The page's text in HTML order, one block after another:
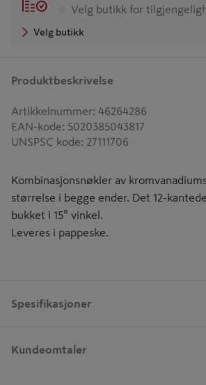
Velg butikk for
Velg butikk
Produktbeskrivelse
Artikkelnummer: 46264286
EAN-kode: 5020385043817
UNSPSC kode: 27111706
Kombinasjonsnøkler av
størrelse i begge ender. Det 12-
bukket i 15° vinkel.
Leveres i pappeske.
Spesifikasjoner
Kundeomtaler